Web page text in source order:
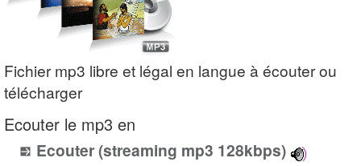
Fichier mp3 libre et légal en langue à écouter ou
télécharger
Ecouter le mp3 en
Ecouter (streaming mp3 128kbps)